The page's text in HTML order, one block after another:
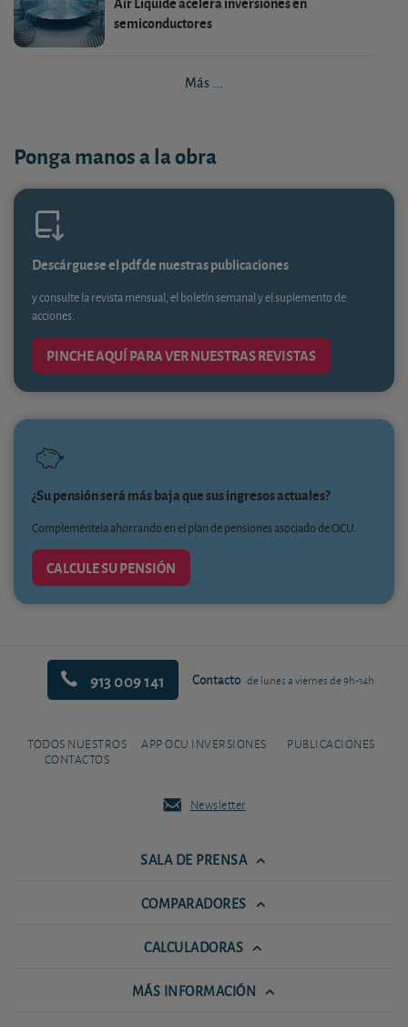
semiconductores
Más ...
Ponga manos a la obra
Descárguese el pdf de nuestras publicaciones
y consulte la revista mensual, el boletín semanal y el suplemento de
acciones.
PINCHE AQUÍ PARA VER NUESTRAS REVISTAS
¿Su pensión será más baja que sus ingresos actuales?
Compleméntela ahorrando en el plan de pensiones asociado de OCU.
CALCULE SU PENSIÓN
913 009 141 Contacto de lunes a viernes de 9h-14h
TODOS NUESTROS
CONTACTOS
APP OCU INVERSIONES PUBLICACIONES
Newsletter
SALA DE PRENSA
COMPARADORES
CALCULADORAS
MÁS INFORMACIÓN